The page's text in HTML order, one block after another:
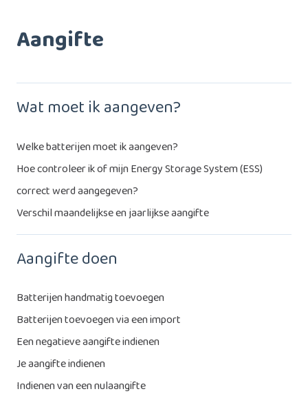
Aangifte
Wat moet ik aangeven?
Welke batterijen moet ik aangeven?
Hoe controleer ik of mijn Energy Storage System (ESS)
correct werd aangegeven?
Verschil maandelijkse en jaarlijkse aangifte
Aangifte doen
Batterijen handmatig toevoegen
Batterijen toevoegen via een import
Een negatieve aangifte indienen
Je aangifte indienen
Indienen van een nulaangifte